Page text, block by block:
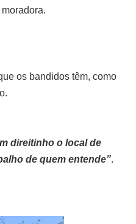
os bandidos têm, como
direitinho o local de
de quem entende”.